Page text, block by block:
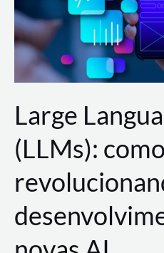
a
AWS?
Large
(LLMs):